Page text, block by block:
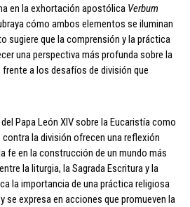
en la exhortación apostólica Verbum
cómo ambos elementos se iluminan
sugiere que la comprensión y la práctica
una perspectiva más profunda sobre la
a los desafíos de división que
Papa León XIV sobre la Eucaristía como
la división ofrecen una reflexión
fe en la construcción de un mundo más
la liturgia, la Sagrada Escritura y la
la importancia de una práctica religiosa
se expresa en acciones que promueven la